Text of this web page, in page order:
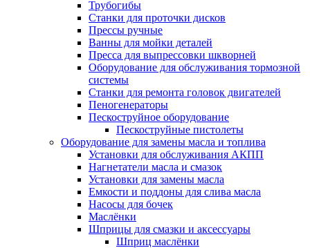
Трубогибы
Станки для проточки дисков
Прессы ручные
Ванны для мойки деталей
Пресса для выпрессовки шкворней
Оборудование для обслуживания тормозной
системы
Станки для ремонта головок двигателей
Пеногенераторы
Пескоструйное оборудование
Пескоструйные пистолеты
Оборудование для замены масла и топлива
Установки для обслуживания АКПП
Нагнетатели масла и смазок
Установки для замены масла
Емкости и поддоны для слива масла
Насосы для бочек
Маслёнки
Шприцы для смазки и аксессуары
Шприц маслёнки